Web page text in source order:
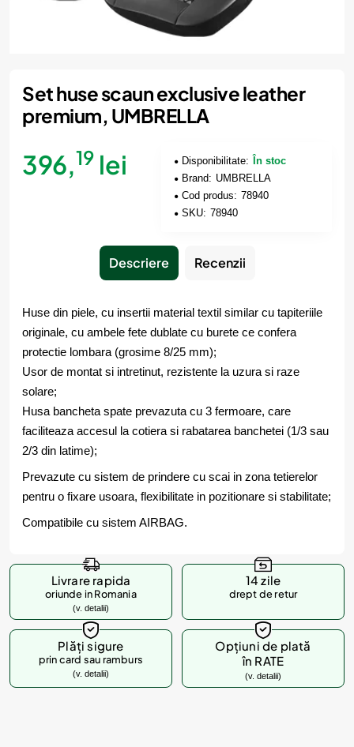
Set huse scaun exclusive leather
premium, UMBRELLA
396,19 lei Disponibilitate:
În stoc
Brand: UMBRELLA
Cod produs: 78940
SKU: 78940
Descriere Recenzii
Huse din piele, cu insertii material textil similar cu tapiteriile
originale, cu ambele fete dublate cu burete ce confera
protectie lombara (grosime 8/25 mm);
Usor de montat si intretinut, rezistente la uzura si raze
solare;
Husa bancheta spate prevazuta cu 3 fermoare, care
faciliteaza accesul la cotiera si rabatarea banchetei (1/3 sau
2/3 din latime);
Prevazute cu sistem de prindere cu scai in zona tetierelor
pentru o fixare usoara, flexibilitate in pozitionare si stabilitate;
Compatibile cu sistem AIRBAG.
Livrare rapida
oriunde in Romania
(v. detalii)
14 zile
drept de retur
Plăți sigure
prin card sau ramburs
(v. detalii)
Opțiuni de plată
în RATE
(v. detalii)